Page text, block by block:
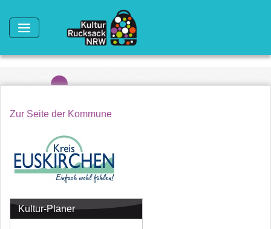
Zur Seite der Kommune
Kultur-Planer